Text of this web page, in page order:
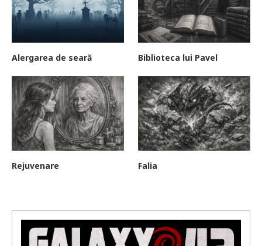
Alergarea de seară Biblioteca lui Pavel
Rejuvenare Falia